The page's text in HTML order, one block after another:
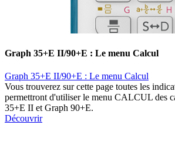
Graph 35+E II/90+E : Le menu Calcul
Graph 35+E II/90+E : Le menu Calcul
Vous trouverez sur cette page toutes les
permettront d'utiliser le menu CALCUL des
35+E II et Graph 90+E.
Découvrir